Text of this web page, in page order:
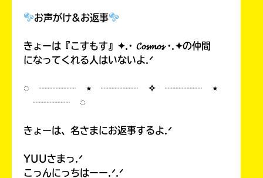
Loading
お声がけ&お返事
きょーは『こすもす』✦.· 𝓒𝓸𝓼𝓶𝓸𝓼 ·.✦の仲間
になってくれる人はいないよ.ᐟ
◌ ┈┈┈┈ ⋆ ┈┈┈┈ ✧ ┈┈┈┈ ⋆
┈┈┈┈ ◌
きょーは、名さまにお返事するよ.ᐟ
YUUさまっ.ᐟ
こっんにっちはーー.ᐟ.ᐟ